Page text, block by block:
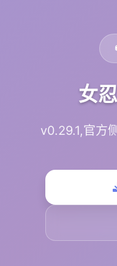
女
v0.29.1,官方